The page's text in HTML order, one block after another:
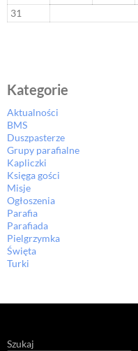
31
Kategorie
Aktualności
BMS
Duszpasterze
Grupy parafialne
Kapliczki
Księga gości
Misje
Ogłoszenia
Parafia
Parafiada
Pielgrzymka
Święta
Turki
Szukaj